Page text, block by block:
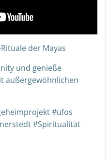
der Mayas
und genieße
außergewöhnlichen
#ufos
#Spiritualität